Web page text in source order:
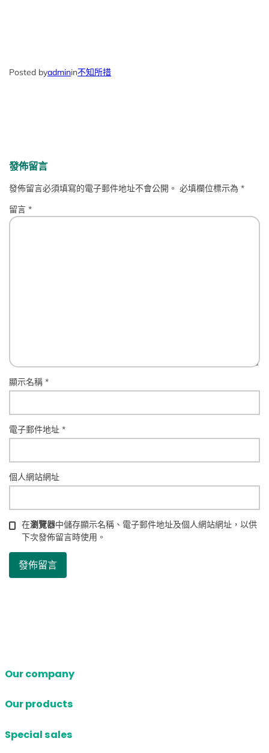
Posted byadminin不知所措
發佈留言
發佈留言必須填寫的電子郵件地址不會公開。 必填欄位標示為*
留言*
顯示名稱*
電子郵件地址*
個人網站網址
在瀏覽器中儲存顯示名稱、電子郵件地址及個人網站網址，以供
下次發佈留言時使用。
Our company
Our products
Special sales